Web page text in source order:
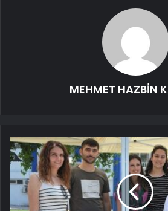
MEHMET HAZBİN